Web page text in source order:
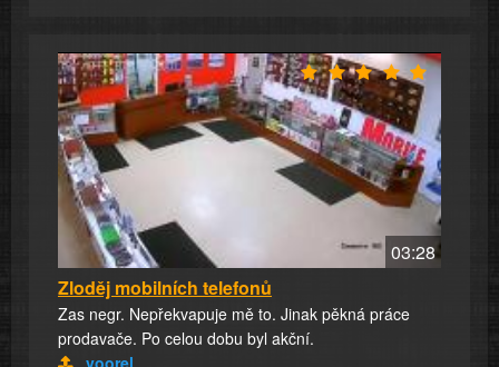
03:28
Zloděj mobilních telefonů
Zas negr. Nepřekvapuje mě to. Jinak pěkná práce
prodavače. Po celou dobu byl akční.
voorel